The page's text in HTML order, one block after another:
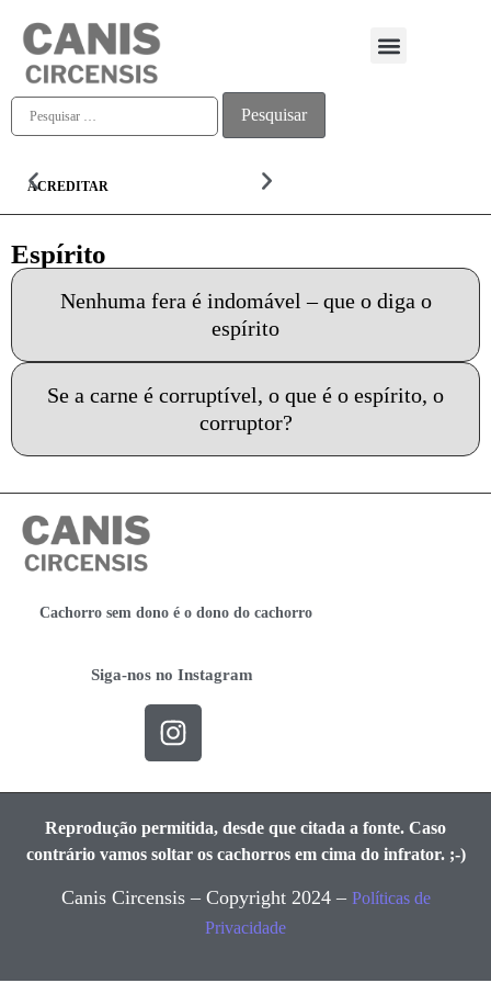
ACREDITAR
Espírito
Nenhuma fera é indomável – que o diga o
espírito
Se a carne é corruptível, o que é o espírito, o
corruptor?
Cachorro sem dono é o dono do cachorro
Siga-nos no Instagram
Reprodução permitida, desde que citada a fonte. Caso
contrário vamos soltar os cachorros em cima do infrator. ;-)
Canis Circensis – Copyright 2024 – Políticas de
Privacidade